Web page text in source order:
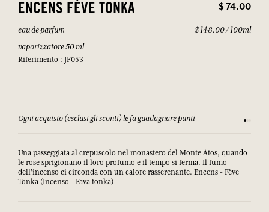
ENCENS FÈVE TONKA $ 74.00
eau de parfum
vaporizzatore 50 ml
Riferimento : JF053
$ 148.00 / 100ml
Ogni acquisto (esclusi gli sconti) le fa guadagnare punti
Una passeggiata al crepuscolo nel monastero del Monte Atos, quando
le rose sprigionano il loro profumo e il tempo si ferma. Il fumo
dell'incenso ci circonda con un calore rasserenante. Encens - Fève
Tonka (Incenso – Fava tonka)